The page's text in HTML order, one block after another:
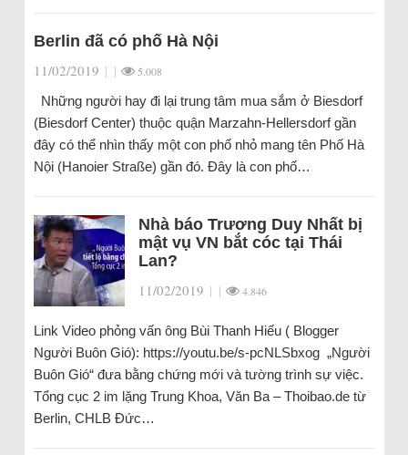
Berlin đã có phố Hà Nội
11/02/2019 | | 5.008
Những người hay đi lại trung tâm mua sắm ở Biesdorf
(Biesdorf Center) thuộc quận Marzahn-Hellersdorf gần
đây có thể nhìn thấy một con phố nhỏ mang tên Phố Hà
Nội (Hanoier Straße) gần đó. Đây là con phố…
Nhà báo Trương Duy Nhất bị
mật vụ VN bắt cóc tại Thái
Lan?
11/02/2019 | | 4.846
Link Video phỏng vấn ông Bùi Thanh Hiếu ( Blogger
Người Buôn Gió): https://youtu.be/s-pcNLSbxog „Người
Buôn Gió“ đưa bằng chứng mới và tường trình sự việc.
Tổng cục 2 im lặng Trung Khoa, Văn Ba – Thoibao.de từ
Berlin, CHLB Đức…